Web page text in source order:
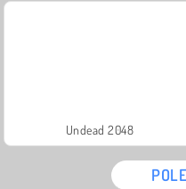
Undead 2048